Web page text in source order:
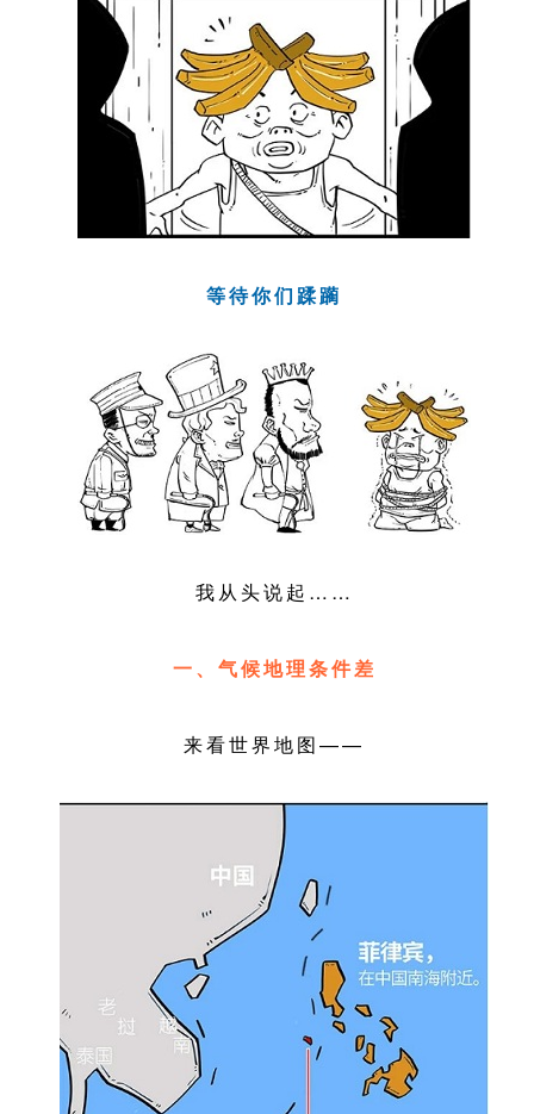
等待你们蹂躏
我从头说起……
一、气候地理条件差
来看世界地图——